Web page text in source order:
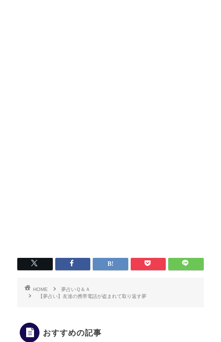
HOME
夢占いＱ＆Ａ
【夢占い】友達の携帯電話が盗まれて取り返す夢
おすすめの記事